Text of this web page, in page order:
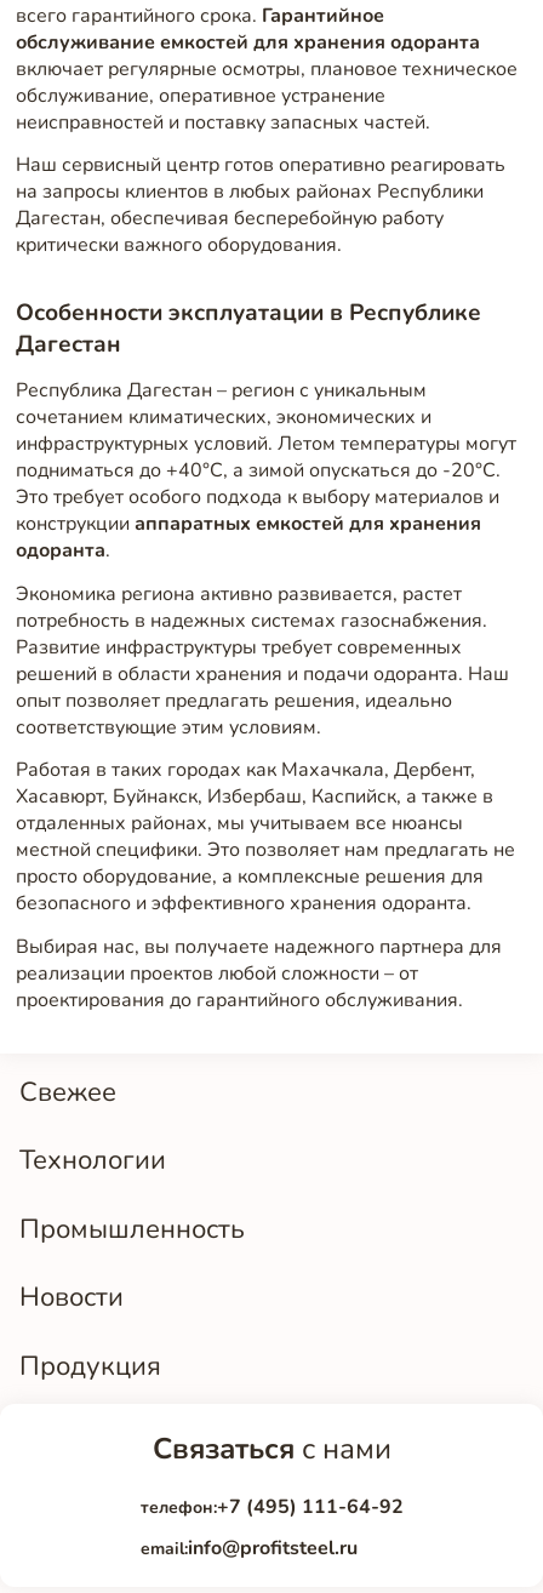
Свежее
Технологии
Промышленность
Новости
Продукция
всего гарантийного срока. Гарантийное
обслуживание емкостей для хранения одоранта
включает регулярные осмотры, плановое техническое
обслуживание, оперативное устранение
неисправностей и поставку запасных частей.
Наш сервисный центр готов оперативно реагировать
на запросы клиентов в любых районах Республики
Дагестан, обеспечивая бесперебойную работу
критически важного оборудования.
Особенности эксплуатации в Республике
Дагестан
Республика Дагестан – регион с уникальным
сочетанием климатических, экономических и
инфраструктурных условий. Летом температуры могут
подниматься до +40°C, а зимой опускаться до -20°C.
Это требует особого подхода к выбору материалов и
конструкции аппаратных емкостей для хранения
одоранта.
Экономика региона активно развивается, растет
потребность в надежных системах газоснабжения.
Развитие инфраструктуры требует современных
решений в области хранения и подачи одоранта. Наш
опыт позволяет предлагать решения, идеально
соответствующие этим условиям.
Работая в таких городах как Махачкала, Дербент,
Хасавюрт, Буйнакск, Избербаш, Каспийск, а также в
отдаленных районах, мы учитываем все нюансы
местной специфики. Это позволяет нам предлагать не
просто оборудование, а комплексные решения для
безопасного и эффективного хранения одоранта.
Выбирая нас, вы получаете надежного партнера для
реализации проектов любой сложности – от
проектирования до гарантийного обслуживания.
Связаться с нами
телефон:+7 (495) 111-64-92
email:info@profitsteel.ru